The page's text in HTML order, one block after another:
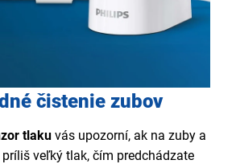
čistenie zubov
tlaku vás upozorní, ak na zuby a
veľký tlak, čím predchádzate